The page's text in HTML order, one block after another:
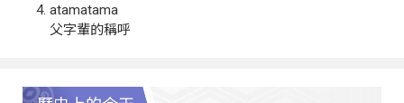
atamatama
父字輩的稱呼